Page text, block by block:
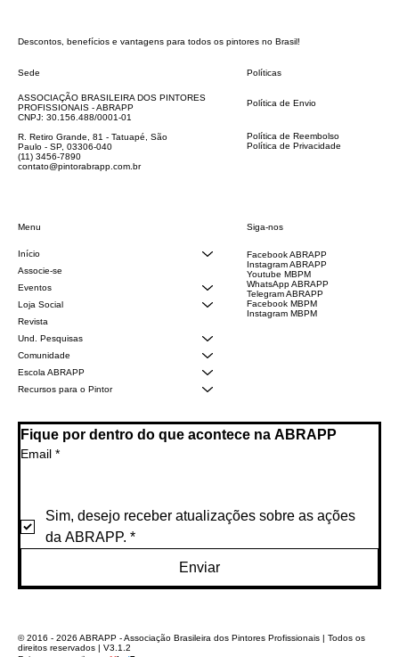
Descontos, benefícios e vantagens para todos os pintores no Brasil!
Sede
ASSOCIAÇÃO BRASILEIRA DOS PINTORES
PROFISSIONAIS - ABRAPP
CNPJ: 30.156.488/0001-01
R. Retiro Grande, 81 - Tatuapé, São
Paulo - SP, 03306-040
(11) 3456-7890
contato@pintorabrapp.com.br
Menu
Início
Associe-se
Eventos
Loja Social
Revista
Und. Pesquisas
Comunidade
Escola ABRAPP
Recursos para o Pintor
Políticas
Política de Envio
Política de Reembolso
Política de Privacidade
Siga-nos
Facebook ABRAPP
Instagram ABRAPP
Youtube MBPM
WhatsApp ABRAPP
Telegram ABRAPP
Facebook MBPM
Instagram MBPM
Fique por dentro do que acontece na ABRAPP
Email *
Sim, desejo receber atualizações sobre as ações
da ABRAPP. *
Enviar
© 2016 - 2026 ABRAPP - Associação Brasileira dos Pintores Profissionais | Todos os
direitos reservados | V3.1.2